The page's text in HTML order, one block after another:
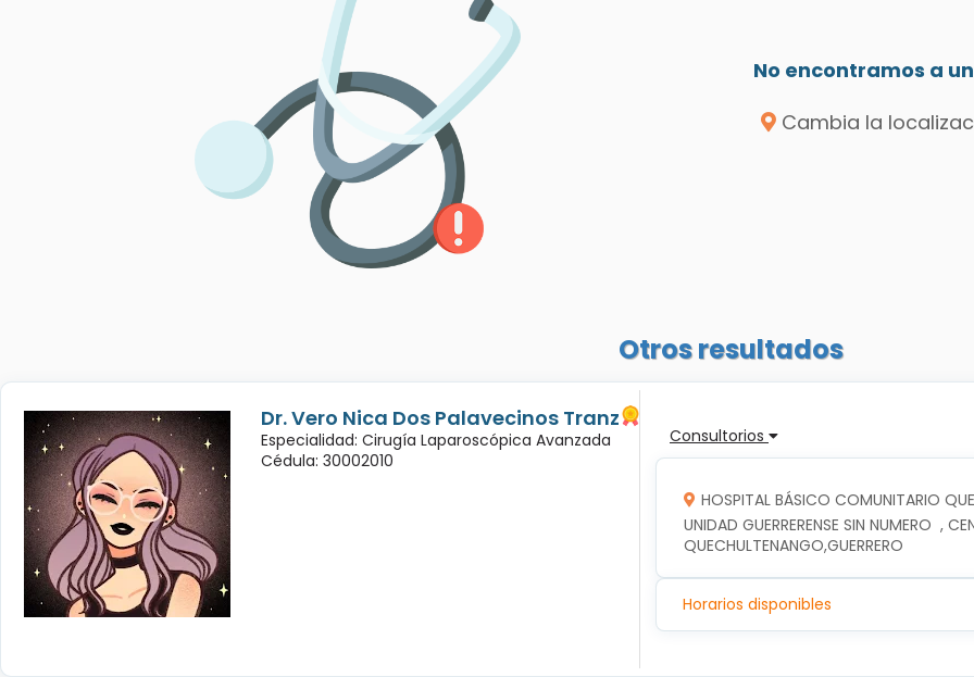
No encontramos a
Cambia la
Otros resultados
Dr. Vero Nica Dos Palavecinos Tranz
Especialidad: Cirugía Laparoscópica Avanzada
Cédula: 30002010
Consultorios
HOSPITAL BÁSICO COMUNITARIO
UNIDAD GUERRERENSE SIN NUMERO  ,
QUECHULTENANGO,GUERRERO
Horarios disponibles